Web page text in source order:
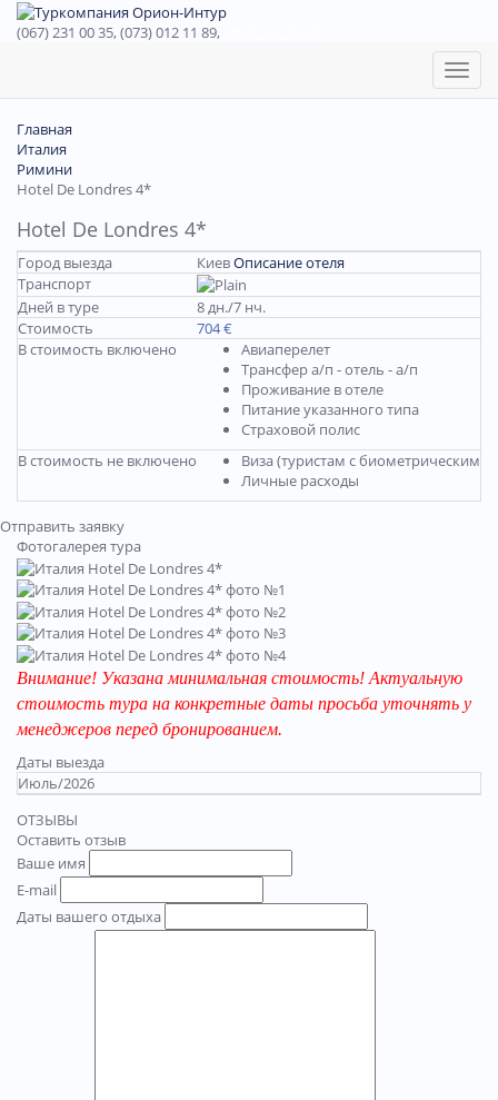
(067) 231 00 35, (073) 012 11 89,
Toggle
Главная
Италия
Римини
Hotel De Londres 4*
Hotel De Londres 4*
Город выезда КиевОписание отеля
Транспорт
Дней в туре
8 дн./7 нч.
Стоимость
704 €
В стоимость включено
Авиаперелет
Трансфер а/п - отель - а/п
Проживание в отеле
Питание указанного типа
Страховой полис
В стоимость не включено
Виза (туристам с биометрическими
Личные расходы
Отправить заявку
Фотогалерея тура
Внимание! Указана минимальная стоимость! Актуальную
стоимость тура на конкретные даты просьба уточнять у
менеджеров перед бронированием.
Даты выезда
Июль/2026
ОТЗЫВЫ
Оставить отзыв
Ваше имя
E-mail
Даты вашего отдыха